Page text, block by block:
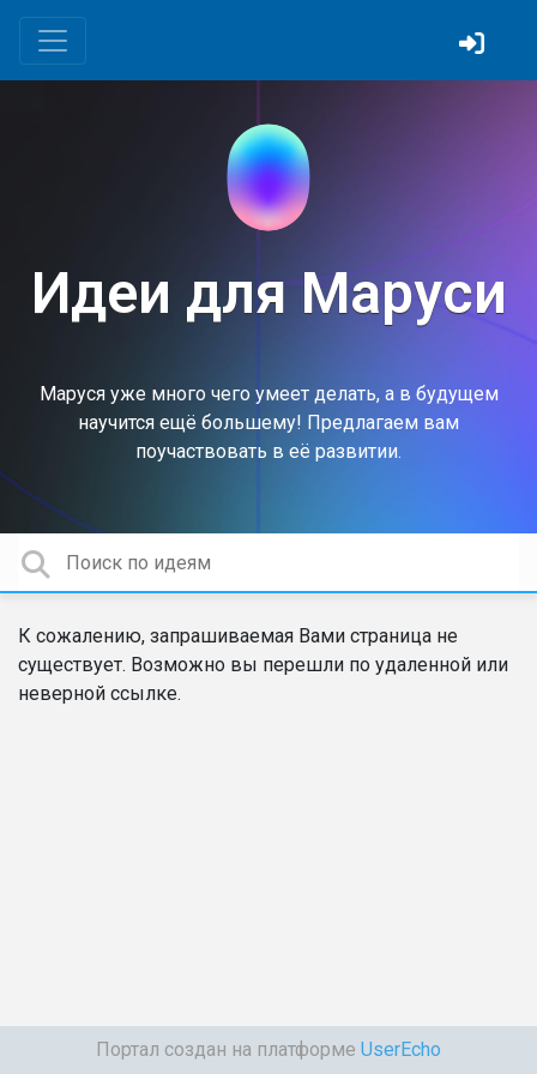
Идеи для Маруси
Маруся уже много чего умеет делать, а в будущем
научится ещё большему! Предлагаем вам
поучаствовать в её развитии.
К сожалению, запрашиваемая Вами страница не
существует. Возможно вы перешли по удаленной или
неверной ссылке.
Портал создан на платформе UserEcho